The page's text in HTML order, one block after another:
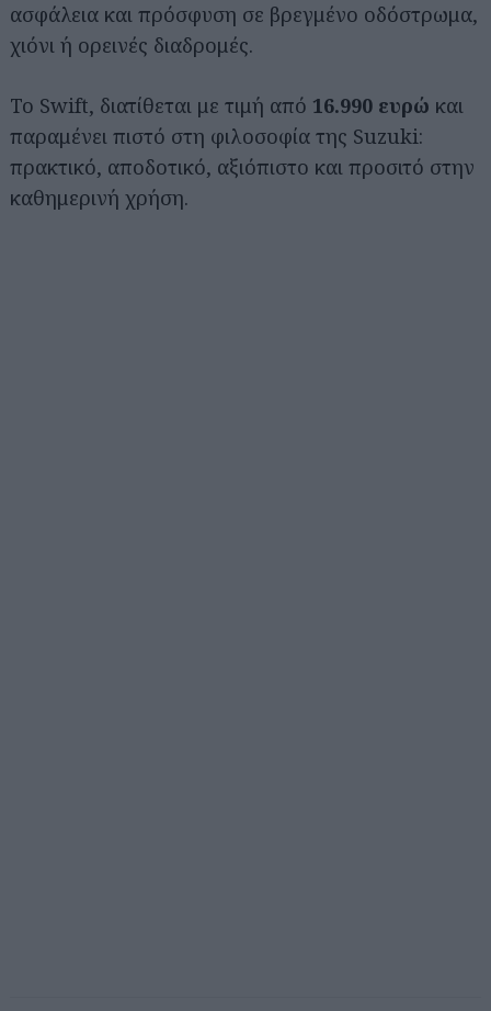
ασφάλεια και πρόσφυση σε βρεγμένο οδόστρωμα,
χιόνι ή ορεινές διαδρομές.
Το Swift, διατίθεται με τιμή από 16.990 ευρώ και
παραμένει πιστό στη φιλοσοφία της Suzuki:
πρακτικό, αποδοτικό, αξιόπιστο και προσιτό στην
καθημερινή χρήση.